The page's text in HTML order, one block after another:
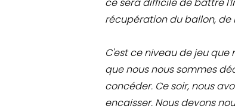
ce sera difficile de battre
récupération du ballon,
C'est ce niveau de jeu
que nous nous sommes
concéder. Ce soir, nous
encaisser. Nous devons